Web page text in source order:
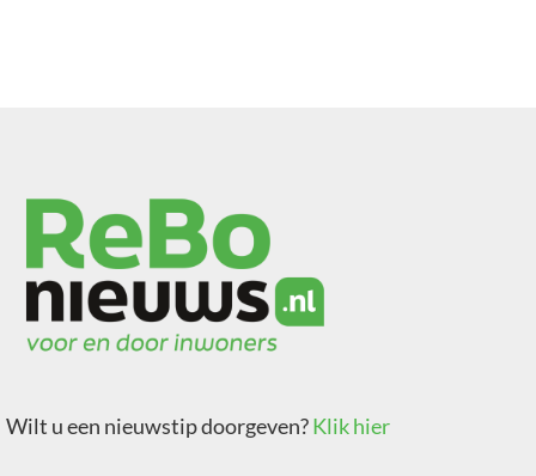
Wilt u een nieuwstip doorgeven?Klik hier